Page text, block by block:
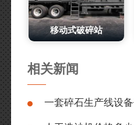
移动式破碎站
相关新闻